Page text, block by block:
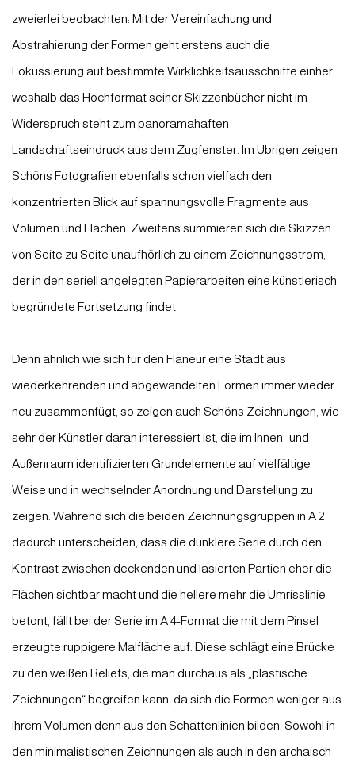
zweierlei beobachten: Mit der Vereinfachung und
Abstrahierung der Formen geht erstens auch die
Fokussierung auf bestimmte Wirklichkeitsausschnitte einher,
weshalb das Hochformat seiner Skizzenbücher nicht im
Widerspruch steht zum panoramahaften
Landschaftseindruck aus dem Zugfenster. Im Übrigen zeigen
Schöns Fotografien ebenfalls schon vielfach den
konzentrierten Blick auf spannungsvolle Fragmente aus
Volumen und Flächen. Zweitens summieren sich die Skizzen
von Seite zu Seite unaufhörlich zu einem Zeichnungsstrom,
der in den seriell angelegten Papierarbeiten eine künstlerisch
begründete Fortsetzung findet.
Denn ähnlich wie sich für den Flaneur eine Stadt aus
wiederkehrenden und abgewandelten Formen immer wieder
neu zusammenfügt, so zeigen auch Schöns Zeichnungen, wie
sehr der Künstler daran interessiert ist, die im Innen- und
Außenraum identifizierten Grundelemente auf vielfältige
Weise und in wechselnder Anordnung und Darstellung zu
zeigen. Während sich die beiden Zeichnungsgruppen in A 2
dadurch unterscheiden, dass die dunklere Serie durch den
Kontrast zwischen deckenden und lasierten Partien eher die
Flächen sichtbar macht und die hellere mehr die Umrisslinie
betont, fällt bei der Serie im A 4-Format die mit dem Pinsel
erzeugte ruppigere Malfläche auf. Diese schlägt eine Brücke
zu den weißen Reliefs, die man durchaus als „plastische
Zeichnungen“ begreifen kann, da sich die Formen weniger aus
ihrem Volumen denn aus den Schattenlinien bilden. Sowohl in
den minimalistischen Zeichnungen als auch in den archaisch